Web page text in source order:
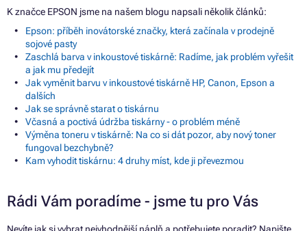
K značce EPSON jsme na našem blogu napsali několik článků:
Epson: příběh inovátorské značky, která začínala v prodejně
sojové pasty
Zaschlá barva v inkoustové tiskárně: Radíme, jak problém vyřešit
a jak mu předejít
Jak vyměnit barvu v inkoustové tiskárně HP, Canon, Epson a
dalších
Jak se správně starat o tiskárnu
Včasná a poctivá údržba tiskárny - o problém méně
Výměna toneru v tiskárně: Na co si dát pozor, aby nový toner
fungoval bezchybně?
Kam vyhodit tiskárnu: 4 druhy míst, kde ji převezmou
Rádi Vám poradíme - jsme tu pro Vás